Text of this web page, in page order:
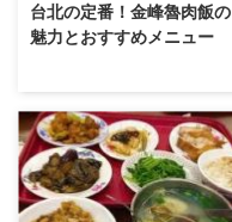
台北の定番！金峰魯肉飯の
魅力とおすすめメニュー